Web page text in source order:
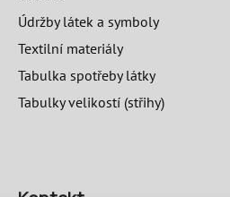
Údržby látek a symboly
Textilní materiály
Tabulka spotřeby látky
Tabulky velikostí (střihy)